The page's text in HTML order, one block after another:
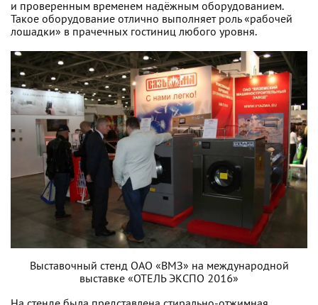
и проверенным временем надёжным оборудованием.
Такое оборудование отлично выполняет роль «рабочей
лошадки» в прачечных гостиниц любого уровня.
Выставочный стенд ОАО «ВМЗ» на международной
выставке «ОТЕЛЬ ЭКСПО 2016»